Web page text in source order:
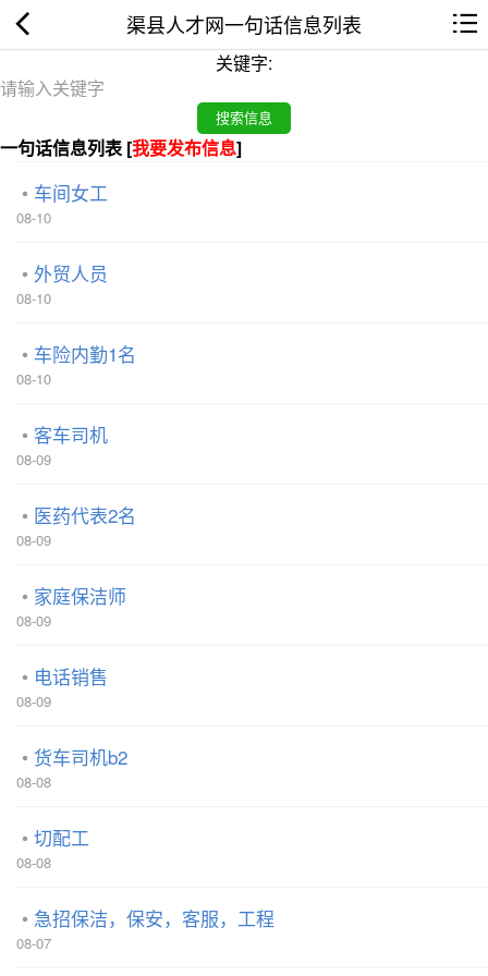
渠县人才网一句话信息列表
关键字:
一句话信息列表 [我要发布信息]
车间女工
08-10
外贸人员
08-10
车险内勤1名
08-10
客车司机
08-09
医药代表2名
08-09
家庭保洁师
08-09
电话销售
08-09
货车司机b2
08-08
切配工
08-08
急招保洁，保安，客服，工程
08-07